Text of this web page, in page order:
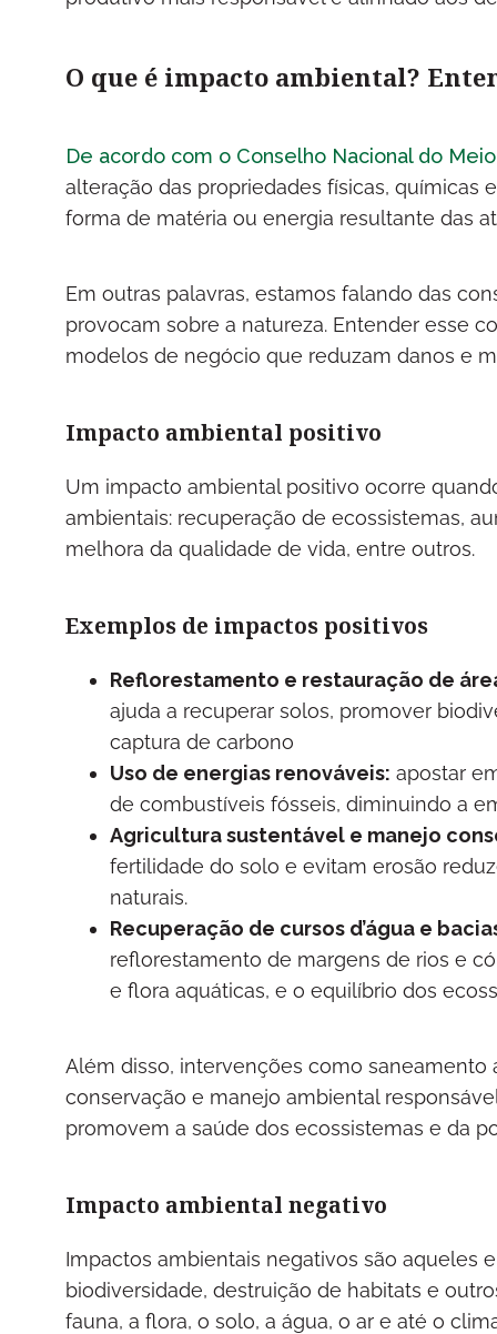
O que é impacto ambiental?
De acordo com o Conselho Nacional do
alteração das propriedades físicas, químicas
forma de matéria ou energia resultante das
Em outras palavras, estamos falando das
provocam sobre a natureza. Entender esse
modelos de negócio que reduzam danos e
Impacto ambiental positivo
Um impacto ambiental positivo ocorre
ambientais: recuperação de ecossistemas,
melhora da qualidade de vida, entre outros.
Exemplos de impactos positivos
Reflorestamento e restauração de
ajuda a recuperar solos, promover
captura de carbono
Uso de energias renováveis: apostar
de combustíveis fósseis, diminuindo a
Agricultura sustentável e manejo
fertilidade do solo e evitam erosão
naturais.
Recuperação de cursos d’água e
reflorestamento de margens de rios e
e flora aquáticas, e o equilíbrio dos
Além disso, intervenções como
conservação e manejo ambiental
promovem a saúde dos ecossistemas e da
Impacto ambiental negativo
Impactos ambientais negativos são aqueles
biodiversidade, destruição de habitats e
fauna, a flora, o solo, a água, o ar e até o